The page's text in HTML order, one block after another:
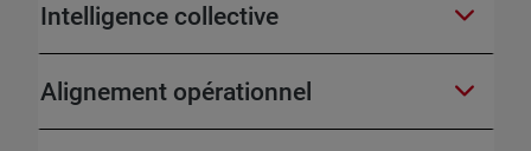
Intelligence collective
Alignement opérationnel